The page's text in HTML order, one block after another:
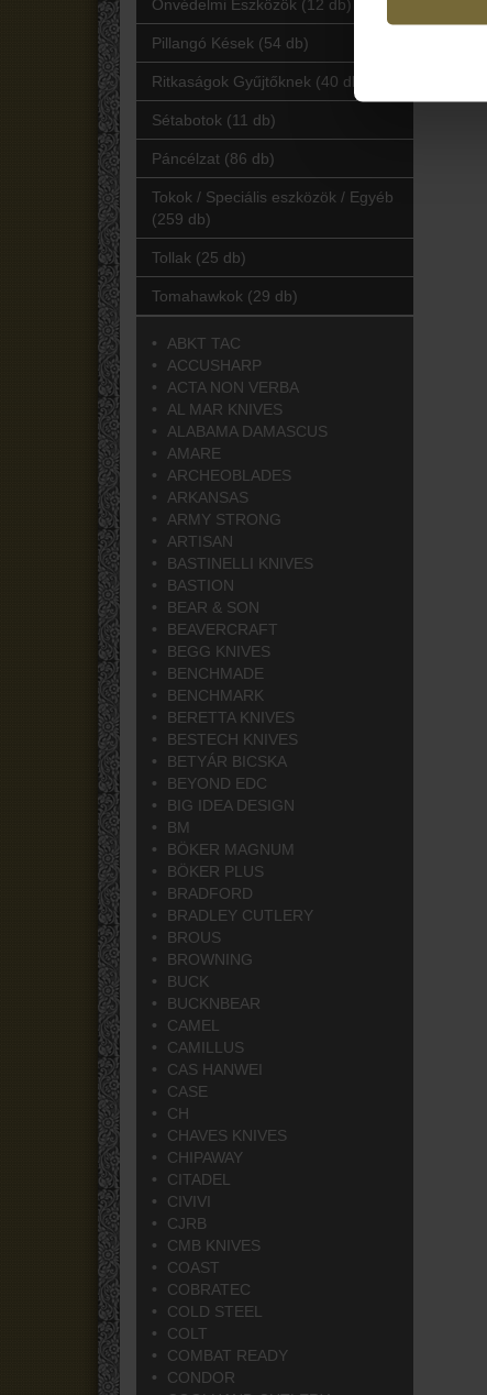
Önvédelmi Eszközök (12 db)
Pillangó Kések (54 db)
Ritkaságok Gyűjtőknek (40 db)
Sétabotok (11 db)
Páncélzat (86 db)
Tokok / Speciális eszközök / Egyéb
(259 db)
Tollak (25 db)
Tomahawkok (29 db)
ABKT TAC
ACCUSHARP
ACTA NON VERBA
AL MAR KNIVES
ALABAMA DAMASCUS
AMARE
ARCHEOBLADES
ARKANSAS
ARMY STRONG
ARTISAN
BASTINELLI KNIVES
BASTION
BEAR & SON
BEAVERCRAFT
BEGG KNIVES
BENCHMADE
BENCHMARK
BERETTA KNIVES
BESTECH KNIVES
BETYÁR BICSKA
BEYOND EDC
BIG IDEA DESIGN
BM
BÖKER MAGNUM
BÖKER PLUS
BRADFORD
BRADLEY CUTLERY
BROUS
BROWNING
BUCK
BUCKNBEAR
CAMEL
CAMILLUS
CAS HANWEI
CASE
CH
CHAVES KNIVES
CHIPAWAY
CITADEL
CIVIVI
CJRB
CMB KNIVES
COAST
COBRATEC
COLD STEEL
COLT
COMBAT READY
CONDOR